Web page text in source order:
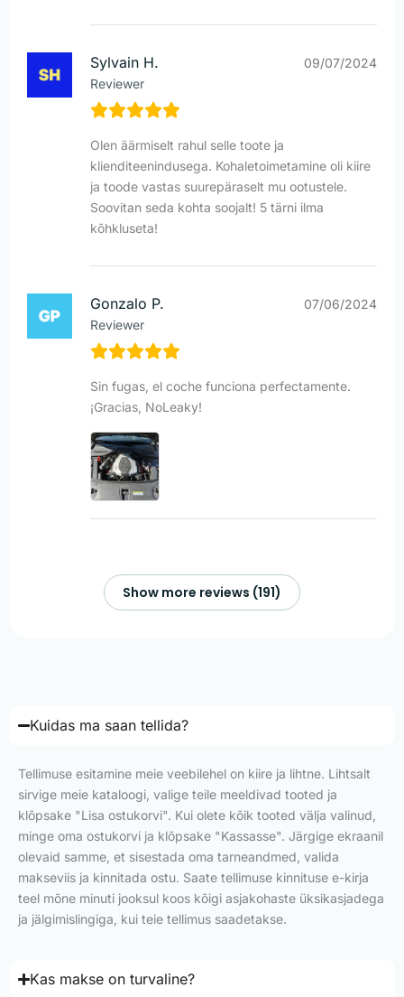
Sylvain H.
Reviewer
09/07/2024
Olen äärmiselt rahul selle toote ja
klienditeenindusega. Kohaletoimetamine oli kiire
ja toode vastas suurepäraselt mu ootustele.
Soovitan seda kohta soojalt! 5 tärni ilma
kõhkluseta!
Gonzalo P.
Reviewer
07/06/2024
Sin fugas, el coche funciona perfectamente.
¡Gracias, NoLeaky!
Show more reviews (191)
Kuidas ma saan tellida?
Tellimuse esitamine meie veebilehel on kiire ja lihtne. Lihtsalt
sirvige meie kataloogi, valige teile meeldivad tooted ja
klõpsake "Lisa ostukorvi". Kui olete kõik tooted välja valinud,
minge oma ostukorvi ja klõpsake "Kassasse". Järgige ekraanil
olevaid samme, et sisestada oma tarneandmed, valida
makseviis ja kinnitada ostu. Saate tellimuse kinnituse e-kirja
teel mõne minuti jooksul koos kõigi asjakohaste üksikasjadega
ja jälgimislingiga, kui teie tellimus saadetakse.
Kas makse on turvaline?